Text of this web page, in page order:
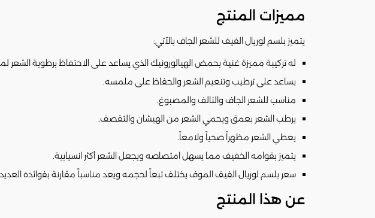
مميزات المنتج
يتميز بلسم لوريال الفيف للشعر الجاف بالآتي:
له تركيبة مميزة غنية بحمض الهيالورونيك الذي يساعد على الاحتفاظ برطوبة الشعر لمدة
يساعد على ترطيب وتنعيم الشعر والحفاظ على ملمسه.
مناسب للشعر الجاف والتالف والمصبوغ.
يرطب الشعر بعمق ويحمي الشعر من الهيشان والتقصف.
يعطي الشعر مظهراً صحياً ولامعاً.
يتميز بقوامه الخفيف مما يسهل امتصاصه ويجعل الشعر أكثر انسيابية.
سعر بلسم لوريال الفيف الموف يختلف تبعاً لحجمه ويعد مناسباً مقارنة بفوائده
عن هذا المنتج